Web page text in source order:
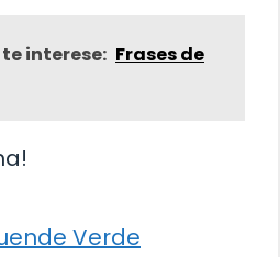
interese: Frases de
Verde